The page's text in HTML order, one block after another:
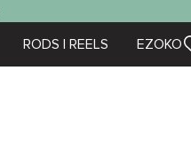
RODS | REELS EZOKO